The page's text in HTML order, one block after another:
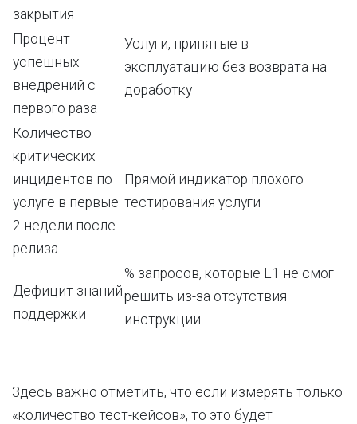
закрытия
Процент
успешных
внедрений с
первого раза
Услуги, принятые в
эксплуатацию без возврата на
доработку
Количество
критических
инцидентов по
услуге в первые
2 недели после
релиза
Прямой индикатор плохого
тестирования услуги
Дефицит знаний
поддержки
% запросов, которые L1 не смог
решить из-за отсутствия
инструкции
Здесь важно отметить, что если измерять только
«количество тест-кейсов», то это будет